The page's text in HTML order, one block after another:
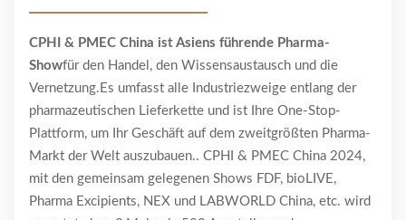
CPHI & PMEC China ist Asiens führende Pharma-
Showfür den Handel, den Wissensaustausch und die
Vernetzung.Es umfasst alle Industriezweige entlang der
pharmazeutischen Lieferkette und ist Ihre One-Stop-
Plattform, um Ihr Geschäft auf dem zweitgrößten Pharma-
Markt der Welt auszubauen.. CPHI & PMEC China 2024,
mit den gemeinsam gelegenen Shows FDF, bioLIVE,
Pharma Excipients, NEX und LABWORLD China, etc. wird